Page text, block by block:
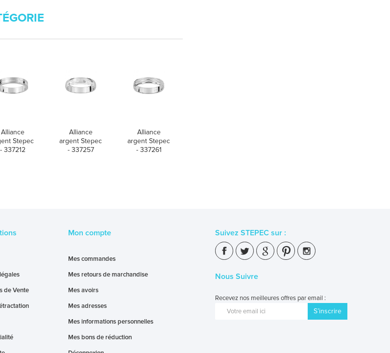
Alliance
Stepec
- 337212
Alliance
argent Stepec
- 337257
Alliance
argent Stepec
- 337261
de Vente
Mon compte
Mes commandes
Mes retours de marchandise
Mes avoirs
Mes adresses
Mes informations personnelles
Mes bons de réduction
Suivez STEPEC sur :
Nous Suivre
Recevez nos meilleures offres par email :
S’inscrire